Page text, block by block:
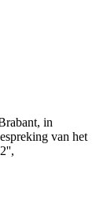
in
van het